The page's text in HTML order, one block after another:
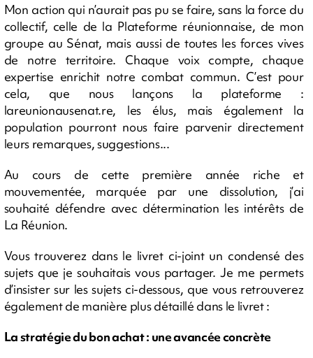
Mon action qui n’aurait pas pu se faire, sans la force du
collectif, celle de la Plateforme réunionnaise, de mon
groupe au Sénat, mais aussi de toutes les forces vives
de notre territoire. Chaque voix compte, chaque
expertise enrichit notre combat commun. C’est pour
cela, que nous lançons la plateforme :
lareunionausenat.re, les élus, mais également la
population pourront nous faire parvenir directement
leurs remarques, suggestions...
Au cours de cette première année riche et
mouvementée, marquée par une dissolution, j’ai
souhaité défendre avec détermination les intérêts de
La Réunion.
Vous trouverez dans le livret ci-joint un condensé des
sujets que je souhaitais vous partager. Je me permets
d’insister sur les sujets ci-dessous, que vous retrouverez
également de manière plus détaillé dans le livret :
La stratégie du bon achat : une avancée concrète